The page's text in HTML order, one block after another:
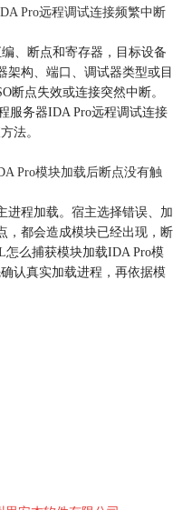
Pro远程调试连接频繁中断
、断点和寄存器，目标设备
架构、端口、调试器类型或目
断点失效或连接突然中断。
服务器IDA Pro远程调试连接
法。
Pro模块加载后断点没有触
进程加载。宿主选择错误、加
，都会造成模块已经出现，断
怎么捕获模块加载IDA Pro模
认真实加载进程，再依据模